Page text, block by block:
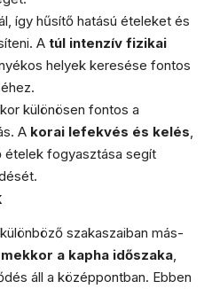
így hűsítő hatású ételeket és
A túl intenzív fizikai
helyek keresése fontos
különösen fontos a
A korai lefekvés és kelés,
ételek fogyasztása segít
szakaszaiban más-
a kapha időszaka,
áll a középpontban. Ebben